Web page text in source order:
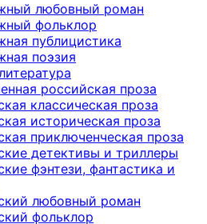
любовный роман
фольклор
публицистика
поэзия
российская проза
классическая проза
историческая проза
приключенческая проза
детективы и триллеры
фэнтези, фантастика и
любовный роман
фольклор